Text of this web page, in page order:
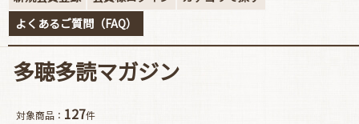
よくあるご質問（FAQ）
多聴多読マガジン
対象商品： 127件